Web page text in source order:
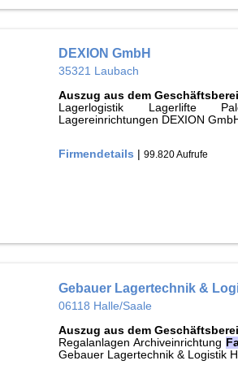
DEXION GmbH
35321 Laubach
Auszug aus dem
Lagerlogistik Lagerlifte
Lagereinrichtungen DEXION
Firmendetails |99.820 Aufrufe
Gebauer Lagertechnik &
06118 Halle/Saale
Auszug aus dem
Regalanlagen Archiveinrichtung
Gebauer Lagertechnik & Logistik